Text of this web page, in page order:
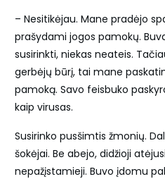
– Nesitikėjau. Mane pradėjo
prašydami jogos pamokų.
susirinkti, niekas neateis.
gerbėjų būrį, tai mane
pamoką. Savo feisbuko
kaip virusas.
Susirinko pusšimtis žmonių.
šokėjai. Be abejo, didžioji
nepažįstamieji. Buvo įdomu